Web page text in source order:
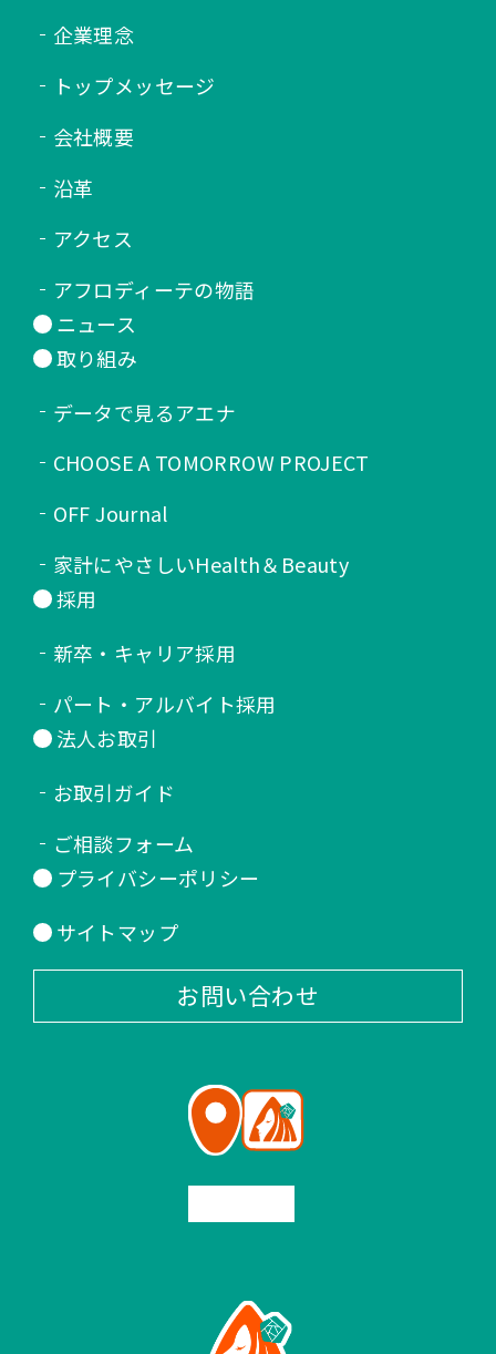
企業理念
トップメッセージ
会社概要
沿革
アクセス
アフロディーテの物語
ニュース
取り組み
データで見るアエナ
CHOOSE A TOMORROW PROJECT
OFF Journal
家計にやさしいHealth＆Beauty
採用
新卒・キャリア採用
パート・アルバイト採用
法人お取引
お取引ガイド
ご相談フォーム
プライバシーポリシー
サイトマップ
お問い合わせ